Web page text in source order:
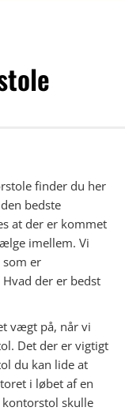
finder du her
bedste
at der er kommet
imellem. Vi
er
der er bedst
vægt på, når vi
Det der er vigtigt
du kan lide at
i løbet af en
kontorstol skulle